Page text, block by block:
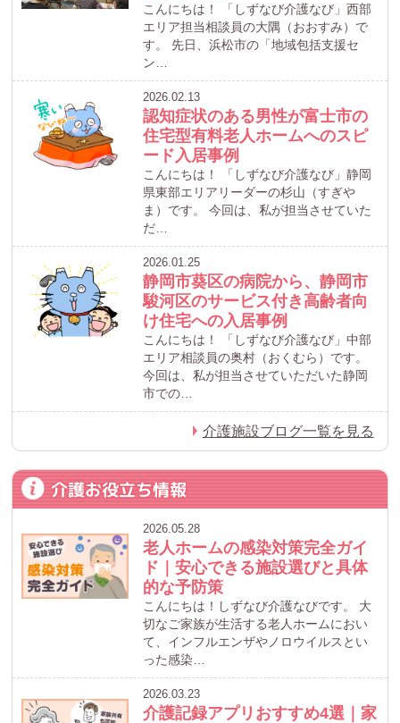
こんにちは！ 「しずなび介護なび」西部
エリア担当相談員の大隅（おおすみ）で
す。 先日、浜松市の「地域包括支援セ
ン…
2026.02.13
認知症状のある男性が富士市の
住宅型有料老人ホームへのスピ
ード入居事例
こんにちは！ 「しずなび介護なび」静岡
県東部エリアリーダーの杉山（すぎや
ま）です。 今回は、私が担当させていた
だ…
2026.01.25
静岡市葵区の病院から、静岡市
駿河区のサービス付き高齢者向
け住宅への入居事例
こんにちは！ 「しずなび介護なび」中部
エリア相談員の奥村（おくむら）です。
今回は、私が担当させていただいた静岡
市での…
介護施設ブログ一覧を見る
介護お役立ち情報
2026.05.28
老人ホームの感染対策完全ガイ
ド｜安心できる施設選びと具体
的な予防策
こんにちは！しずなび介護なびです。 大
切なご家族が生活する老人ホームにおい
て、インフルエンザやノロウイルスとい
った感染…
2026.03.23
介護記録アプリおすすめ4選｜家